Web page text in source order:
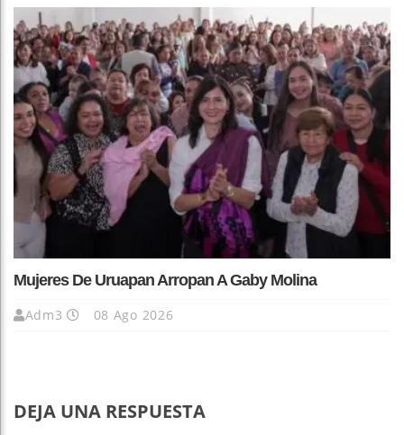
Mujeres De Uruapan Arropan A Gaby Molina
Adm3 08 Ago 2026
DEJA UNA RESPUESTA